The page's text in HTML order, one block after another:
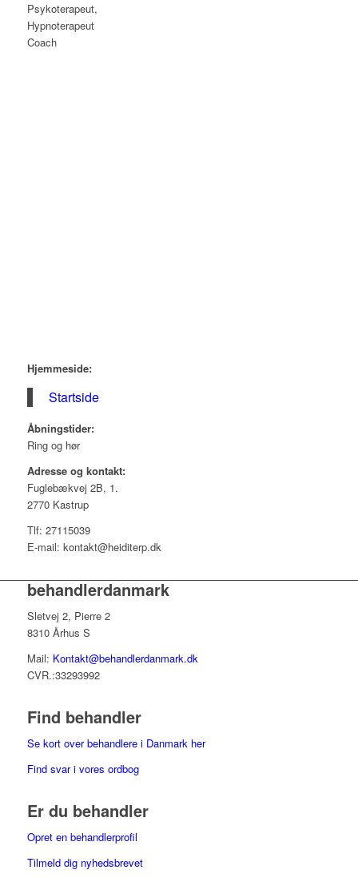
Psykoterapeut,
Hypnoterapeut
Coach
Hjemmeside:
Startside
Åbningstider:
Ring og hør
Adresse og kontakt:
Fuglebækvej 2B, 1.
2770 Kastrup
Tlf: 27115039
E-mail: kontakt@heiditerp.dk
behandlerdanmark
Sletvej 2, Pierre 2
8310 Århus S
Mail: Kontakt@behandlerdanmark.dk
CVR.:33293992
Find behandler
Se kort over behandlere i Danmark her
Find svar i vores ordbog
Er du behandler
Opret en behandlerprofil
Tilmeld dig nyhedsbrevet